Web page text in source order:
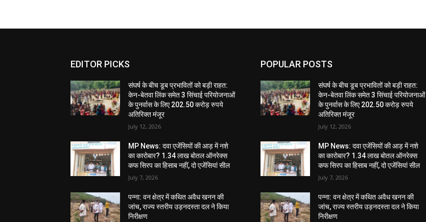
EDITOR PICKS
संघर्ष के बीच डूब प्रभावितों को बड़ी राहत:
केन-बेतवा लिंक समेत 3 सिंचाई परियोजनाओं
के पुनर्वास के लिए 202.50 करोड़ रुपये
अतिरिक्त मंजूर
July 12, 2026
MP News: दवा एजेंसियों की आड़ में नशे
का कारोबार? 1.34 लाख बोतल ऑनरेक्स
कफ सिरप का हिसाब नहीं, दो एजेंसियां सील
July 7, 2026
पन्ना: वन क्षेत्र में कथित अवैध खनन की
जांच, राज्य स्तरीय उड़नदस्ता दल ने किया
निरीक्षण
POPULAR POSTS
संघर्ष के बीच डूब प्रभावितों को बड़ी राहत:
केन-बेतवा लिंक समेत 3 सिंचाई परियोजनाओं
के पुनर्वास के लिए 202.50 करोड़ रुपये
अतिरिक्त मंजूर
July 12, 2026
MP News: दवा एजेंसियों की आड़ में नशे
का कारोबार? 1.34 लाख बोतल ऑनरेक्स
कफ सिरप का हिसाब नहीं, दो एजेंसियां सील
July 7, 2026
पन्ना: वन क्षेत्र में कथित अवैध खनन की
जांच, राज्य स्तरीय उड़नदस्ता दल ने किया
निरीक्षण